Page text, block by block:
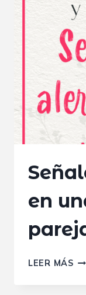
DE
en
LEER MÁS